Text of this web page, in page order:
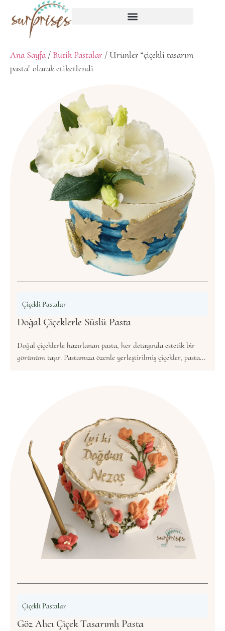
Ana Sayfa/ Butik Pastalar / Ürünler “çiçekli tasarım
pasta” olarak etiketlendi
Çiçekli Pastalar
Doğal Çiçeklerle Süslü Pasta
Doğal çiçeklerle hazırlanan pasta, her detayında estetik bir
görünüm taşır. Pastamıza özenle yerleştirilmiş çiçekler, pasta...
Çiçekli Pastalar
Göz Alıcı Çiçek Tasarımlı Pasta